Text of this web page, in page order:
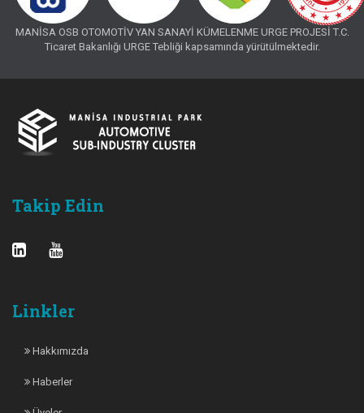
MANİSA OSB OTOMOTİV YAN SANAYİ KÜMELENME URGE PROJESİ T.C.
Ticaret Bakanlığı URGE Tebliği kapsamında yürütülmektedir.
Takip Edin
Linkler
Hakkımızda
Haberler